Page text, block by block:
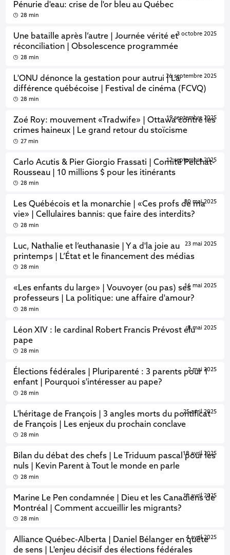
Pénurie d'eau: crise de l'or bleu au Québec
28 min
Une bataille après l’autre | Journée vérité et
réconciliation | Obsolescence programmée
3 octobre 2025
28 min
L'ONU dénonce la gestation pour autrui | La
différence québécoise | Festival de cinéma (FCVQ)
26 septembre 2025
28 min
Zoé Roy: mouvement «Tradwife» | Ottawa contre les
crimes haineux | Le grand retour du stoïcisme
19 septembre 2025
27 min
Carlo Acutis & Pier Giorgio Frassati | Comité Pelchat-
Rousseau | 10 millions $ pour les itinérants
12 septembre 2025
28 min
Les Québécois et la monarchie | «Ces profs de ma
vie» | Cellulaires bannis: que faire des interdits?
30 mai 2025
28 min
Luc, Nathalie et l’euthanasie | Y a d'la joie au
printemps | L’État et le financement des médias
23 mai 2025
28 min
«Les enfants du large» | Vouvoyer (ou pas) ses
professeurs | La politique: une affaire d'amour?
16 mai 2025
28 min
Léon XIV : le cardinal Robert Francis Prévost élu
pape
8 mai 2025
28 min
Élections fédérales | Pluriparenté : 3 parents pour 1
enfant | Pourquoi s'intéresser au pape?
2 mai 2025
28 min
L'héritage de François | 3 angles morts du pontificat
de François | Les enjeux du prochain conclave
25 avril 2025
28 min
Bilan du débat des chefs | Le Triduum pascal pour les
nuls | Kevin Parent à Tout le monde en parle
18 avril 2025
28 min
Marine Le Pen condamnée | Dieu et les Canadiens de
Montréal | Comment accueillir les migrants?
11 avril 2025
28 min
Alliance Québec-Alberta | Daniel Bélanger en quête
de sens | L'enjeu décisif des élections fédérales
4 avril 2025